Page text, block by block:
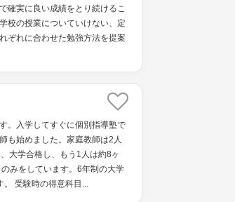
確実に良い成績をとり続けるこ
校の授業についていけない、定
ぞれに合わせた勉強方法を提案
。入学してすぐに個別指導塾で
も始めました。家庭教師は2人
大学合格し、もう1人は約8ヶ
みをしています。6年制の大学
。 受験時の得意科目...